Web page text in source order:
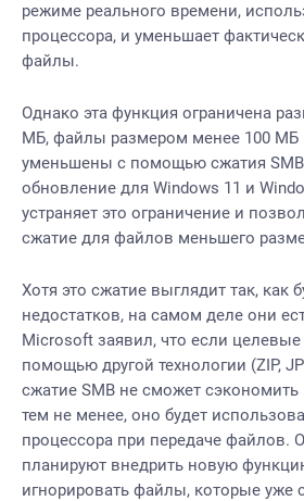
режиме реального времени,
процессора, и уменьшает
файлы.
Однако эта функция ограничена
МБ, файлы размером менее 100 МБ
уменьшены с помощью сжатия
обновление для Windows 11 и
устраняет это ограничение и
сжатие для файлов меньшего
Хотя это сжатие выглядит так, как
недостатков, на самом деле они
Microsoft заявил, что если
помощью другой технологии (ZIP,
сжатие SMB не сможет
тем не менее, оно будет
процессора при передаче файлов.
планируют внедрить новую
игнорировать файлы, которые